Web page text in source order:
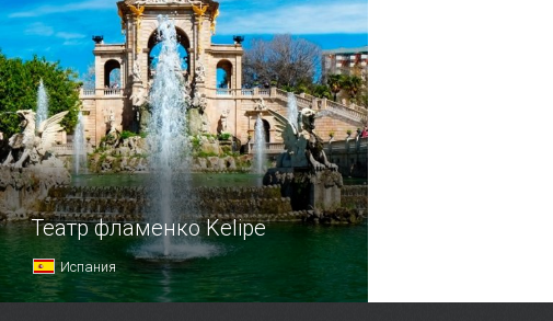
Театр фламенко Kelipe
Испания